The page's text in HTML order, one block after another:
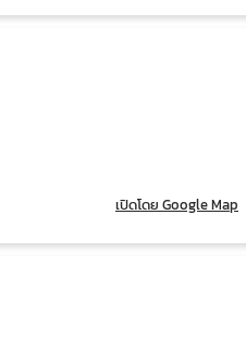
เปิดโดย Google Map